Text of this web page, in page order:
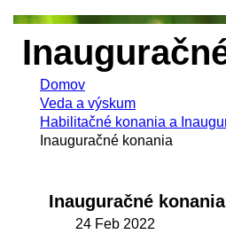
Domov
Veda a výskum
Habilitačné konania a
Inauguračné konania
Inauguračné konania
24 Feb 2022